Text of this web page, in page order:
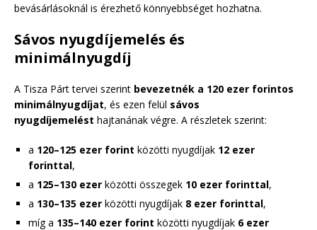
bevásárlásoknál is érezhető könnyebbséget hozhatna.
Sávos nyugdíjemelés és
minimálnyugdíj
A Tisza Párt tervei szerint bevezetnék a 120 ezer forintos
minimálnyugdíjat, és ezen felül sávos
nyugdíjemelést hajtanának végre. A részletek szerint:
a 120–125 ezer forint közötti nyugdíjak 12 ezer
forinttal,
a 125–130 ezer közötti összegek 10 ezer forinttal,
a 130–135 ezer közötti nyugdíjak 8 ezer forinttal,
míg a 135–140 ezer forint közötti nyugdíjak 6 ezer